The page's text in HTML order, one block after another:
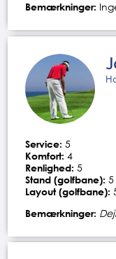
Bemærkninger:
Service: 5
Komfort: 4
Renlighed: 5
Stand (golfbane): 5
Layout (golfbane):
Bemærkninger: